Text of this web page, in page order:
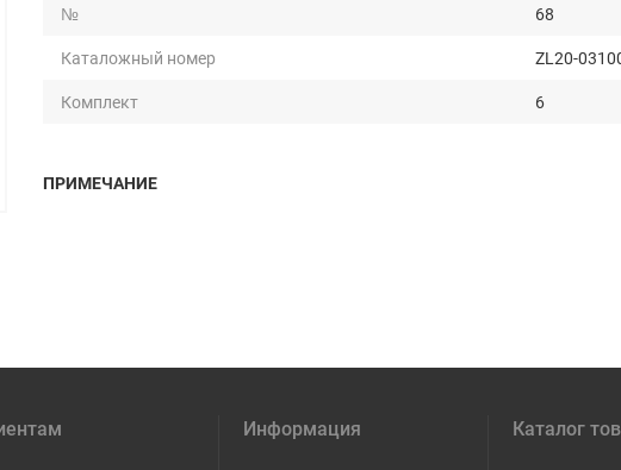
№
68
Каталожный номер
ZL20-
Комплект
6
ПРИМЕЧАНИЕ
Информация Каталог